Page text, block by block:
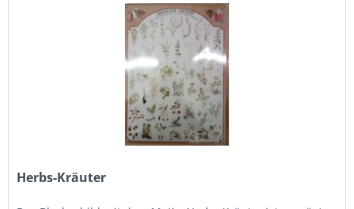
Herbs-Kräuter